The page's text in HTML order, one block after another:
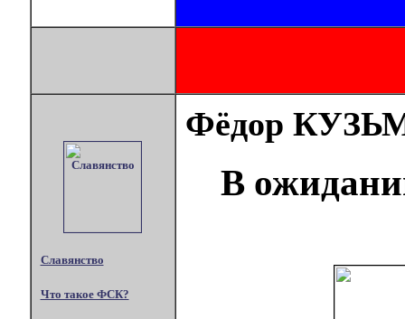
Славянство
Что такое ФСК?
Фёдор
В